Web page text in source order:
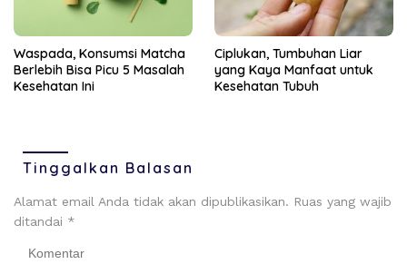
Waspada, Konsumsi Matcha
Berlebih Bisa Picu 5 Masalah
Kesehatan Ini
Ciplukan, Tumbuhan Liar
yang Kaya Manfaat untuk
Kesehatan Tubuh
Tinggalkan Balasan
Alamat email Anda tidak akan dipublikasikan. Ruas yang wajib
ditandai *